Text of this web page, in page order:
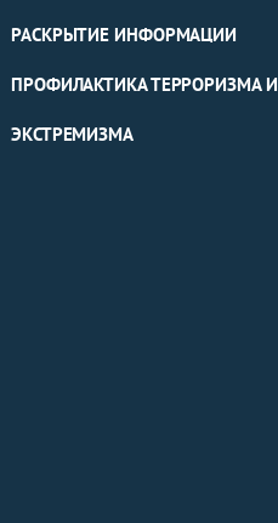
РАСКРЫТИЕ ИНФОРМАЦИИ
ПРОФИЛАКТИКА ТЕРРОРИЗМА И
ЭКСТРЕМИЗМА